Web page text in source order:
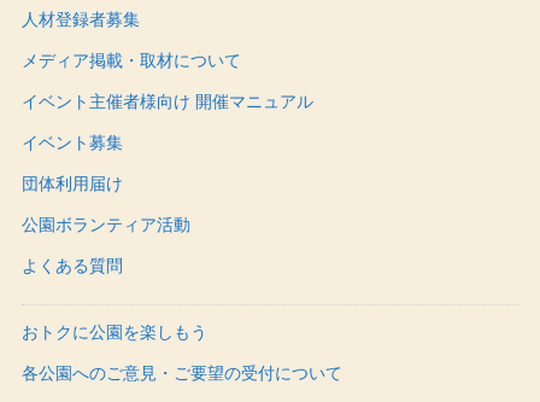
人材登録者募集
メディア掲載・取材について
イベント主催者様向け 開催マニュアル
イベント募集
団体利用届け
公園ボランティア活動
よくある質問
おトクに公園を楽しもう
各公園へのご意見・ご要望の受付について